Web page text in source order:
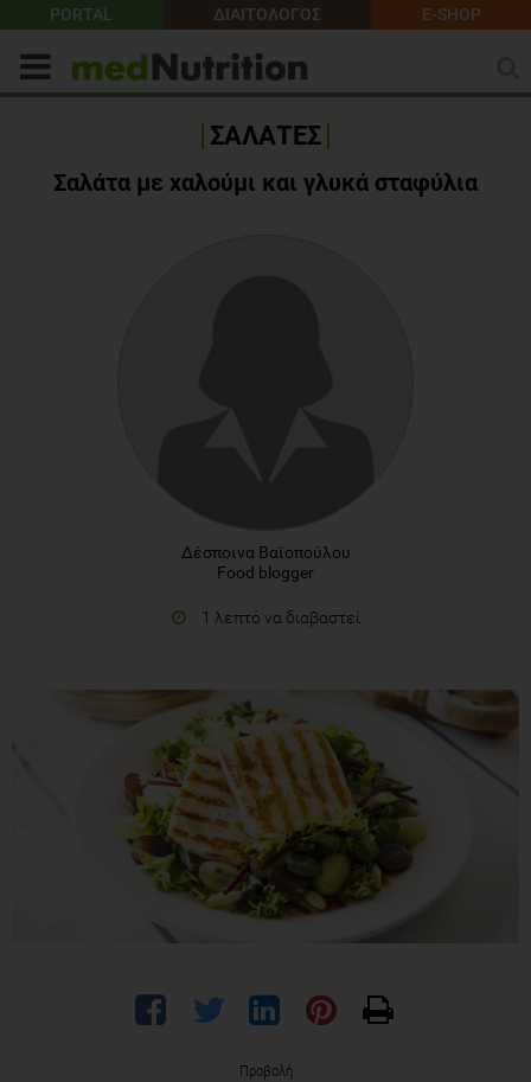
PORTAL ΔΙΑΙΤΟΛΟΓΟΣ E-SHOP
ΣΑΛΑΤΕΣ
Σαλάτα με χαλούμι και γλυκά σταφύλια
Δέσποινα Βαϊοπούλου
Food blogger
1 λεπτό να διαβαστεί
Προβολή